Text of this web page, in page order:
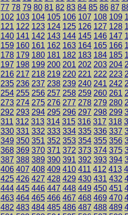
77 78 79 80 81 82 83 84 85 86 87
102 103 104 105 106 107 108 109
121 122 123 124 125 126 127 128
140 141 142 143 144 145 146 147
159 160 161 162 163 164 165 166
178 179 180 181 182 183 184 185
197 198 199 200 201 202 203 204
216 217 218 219 220 221 222 223
235 236 237 238 239 240 241 242
254 255 256 257 258 259 260 261
273 274 275 276 277 278 279 280
292 293 294 295 296 297 298 299
311 312 313 314 315 316 317 318
330 331 332 333 334 335 336 337
349 350 351 352 353 354 355 356
368 369 370 371 372 373 374 375
387 388 389 390 391 392 393 394
406 407 408 409 410 411 412 413
425 426 427 428 429 430 431 432
444 445 446 447 448 449 450 451
463 464 465 466 467 468 469 470
482 483 484 485 486 487 488 489